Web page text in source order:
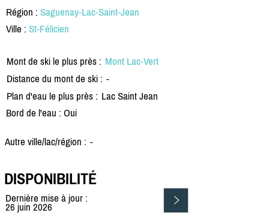
Région : Saguenay-Lac-Saint-Jean
Ville : St-Félicien
Mont de ski le plus près : Mont Lac-Vert
Distance du mont de ski : -
Plan d'eau le plus près : Lac Saint Jean
Bord de l'eau : Oui
Autre ville/lac/région : -
DISPONIBILITÉ
Dernière mise à jour :
26 juin 2026